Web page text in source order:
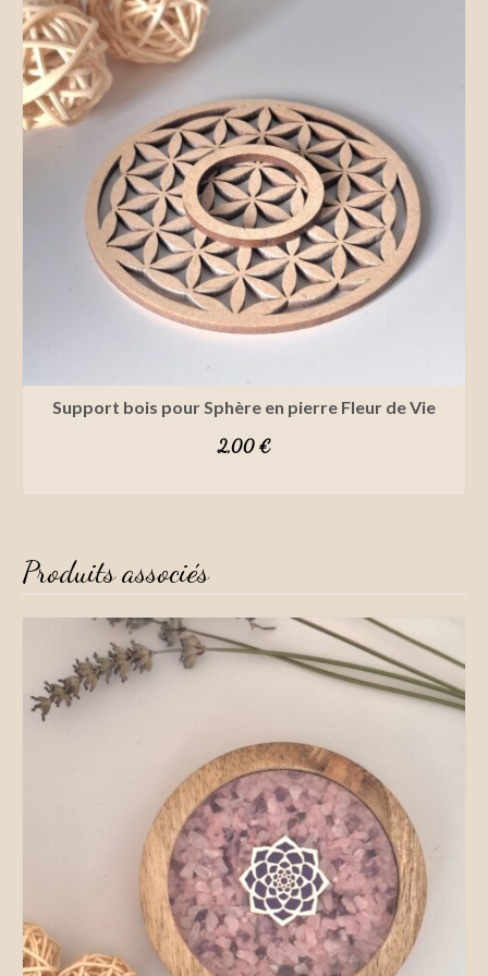
Support bois pour Sphère en pierre Fleur de Vie
2,00 €
Produits associés